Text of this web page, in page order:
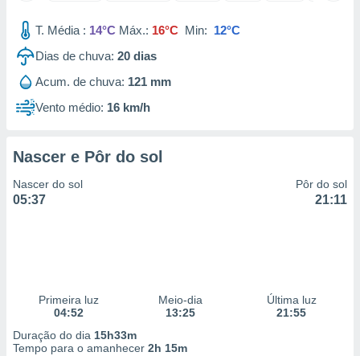
utilizar
criar
medir
da
medir o
fontes,
e melhorar
dados
T. Média : 14°C Máx.: 16°C Min: 12°C
Dias de chuva: 20 dias
Acum. de chuva: 121 mm
Vento médio: 16 km/h
Nascer e Pôr do sol
Nascer do sol
05:37
Pôr do sol
21:11
Primeira luz
04:52
Meio-dia
13:25
Última luz
21:55
Duração do dia 15h33m
Tempo para o amanhecer 2h 15m